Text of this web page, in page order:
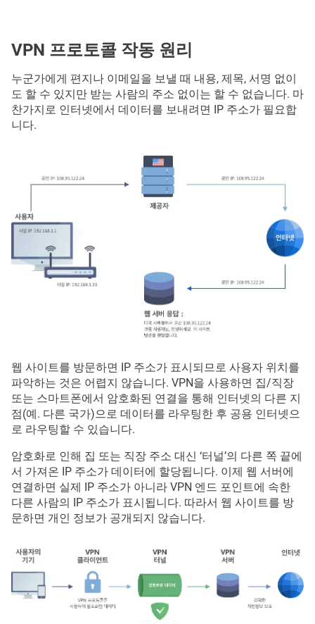
VPN 프로토콜 작동 원리
누군가에게 편지나 이메일을 보낼 때 내용, 제목, 서명 없이
도 할 수 있지만 받는 사람의 주소 없이는 할 수 없습니다. 마
찬가지로 인터넷에서 데이터를 보내려면 IP 주소가 필요합
니다.
웹 사이트를 방문하면 IP 주소가 표시되므로 사용자 위치를
파악하는 것은 어렵지 않습니다. VPN을 사용하면 집/직장
또는 스마트폰에서 암호화된 연결을 통해 인터넷의 다른 지
점(예. 다른 국가)으로 데이터를 라우팅한 후 공용 인터넷으
로 라우팅할 수 있습니다.
암호화로 인해 집 또는 직장 주소 대신 ‘터널’의 다른 쪽 끝에
서 가져온 IP 주소가 데이터에 할당됩니다. 이제 웹 서버에
연결하면 실제 IP 주소가 아니라 VPN 엔드 포인트에 속한
다른 사람의 IP 주소가 표시됩니다. 따라서 웹 사이트를 방
문하면 개인 정보가 공개되지 않습니다.